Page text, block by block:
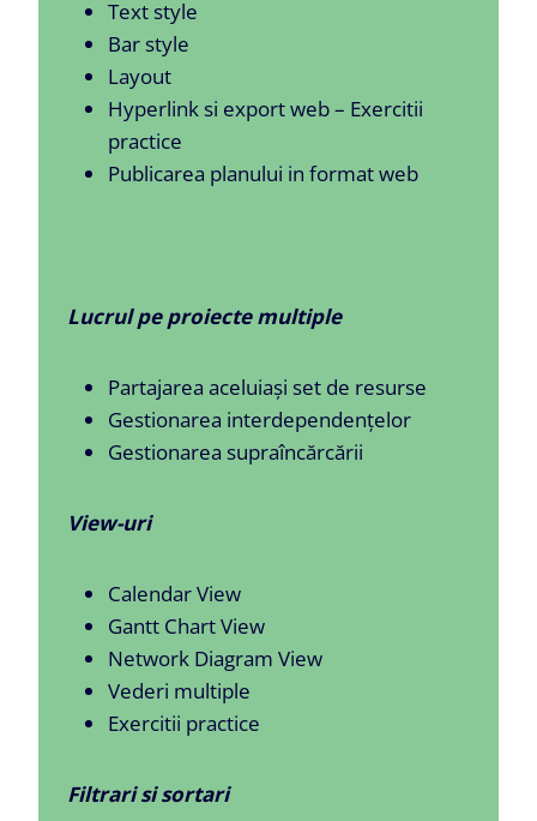
Text style
Bar style
Layout
Hyperlink si export web – Exercitii
practice
Publicarea planului in format web
Lucrul pe proiecte multiple
Partajarea aceluiași set de resurse
Gestionarea interdependențelor
Gestionarea supraîncărcării
View-uri
Calendar View
Gantt Chart View
Network Diagram View
Vederi multiple
Exercitii practice
Filtrari si sortari